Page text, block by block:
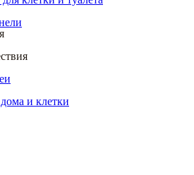
и клетки